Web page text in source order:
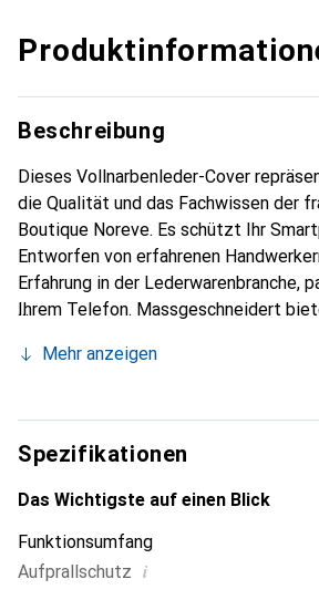
Beschreibung
Dieses Vollnarbenleder-Cover
die Qualität und das Fachwissen der
Boutique Noreve. Es schützt Ihr
Entworfen von erfahrenen
Erfahrung in der Lederwarenbranche,
Ihrem Telefon. Massgeschneidert
schicken und unverzichtbaren
hochwertigen Produkte anerkannt
Wahl für eine anspruchsvolle
Mehr anzeigen
Spezifikationen
Das Wichtigste auf einen Blick
Funktionsumfang
Aufprallschutz i